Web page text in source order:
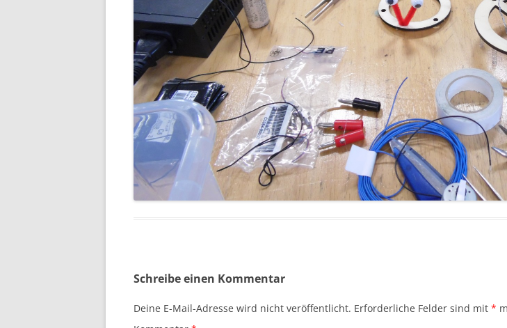
Schreibe einen Kommentar
Deine E-Mail-Adresse wird nicht veröffentlicht. Erforderliche Felder sind mit *